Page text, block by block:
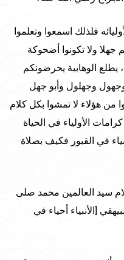
فلذلك اسمعوا وتعلموا
جهلا ولا تكونوا أضحوكة
يطلع الوهابية يحرضونكم
وجهلول وأبو جهل
من هؤلاء لا تمشوا بكل كلام
الأولياء في الحياة
في القبور فكيف بصلاة
سيد العالمين محمد صلى
[الأنبياء أحياء في